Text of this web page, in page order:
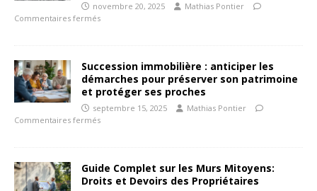
novembre 20, 2025
Mathias Pontier
Commentaires fermés
Succession immobilière : anticiper les
démarches pour préserver son patrimoine
et protéger ses proches
septembre 15, 2025
Mathias Pontier
Commentaires fermés
Guide Complet sur les Murs Mitoyens:
Droits et Devoirs des Propriétaires